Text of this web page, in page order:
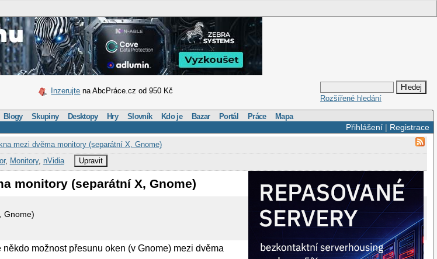
Inzerujte na AbcPráce.cz od 950 Kč
Rozšířené hledání
Blogy Skupiny Desktopy Hry Slovník Kdo je Bazar Portál Práce Mapa
Přihlášení| Registrace
mezi dvěma monitory (separátní X, Gnome)
, Monitory, nVidia Upravit
monitory (separátní X, Gnome)
Gnome)
možnost přesunu oken (v Gnome) mezi dvěma